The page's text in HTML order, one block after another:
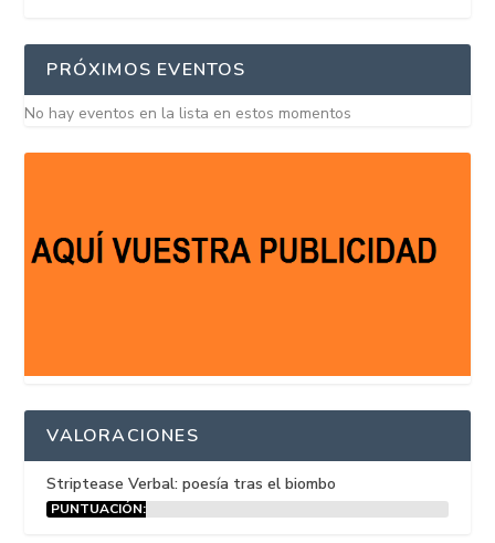
PRÓXIMOS EVENTOS
No hay eventos en la lista en estos momentos
VALORACIONES
Striptease Verbal: poesía tras el biombo
PUNTUACIÓN: